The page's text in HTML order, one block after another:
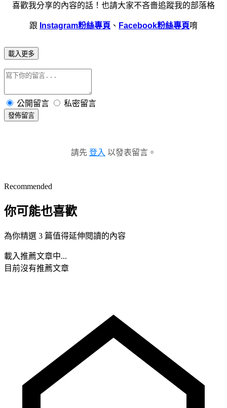
喜歡我分享的內容的話！ 也請大家不吝嗇追蹤我的部落格
跟 Instagram粉絲專頁 、 Facebook粉絲專頁唷
載入更多
公開留言 私密留言
發佈留言
請先 登入 以發表留言。
Recommended
你可能也喜歡
為你精選 3 篇值得延伸閱讀的內容
載入推薦文章中...
目前沒有推薦文章